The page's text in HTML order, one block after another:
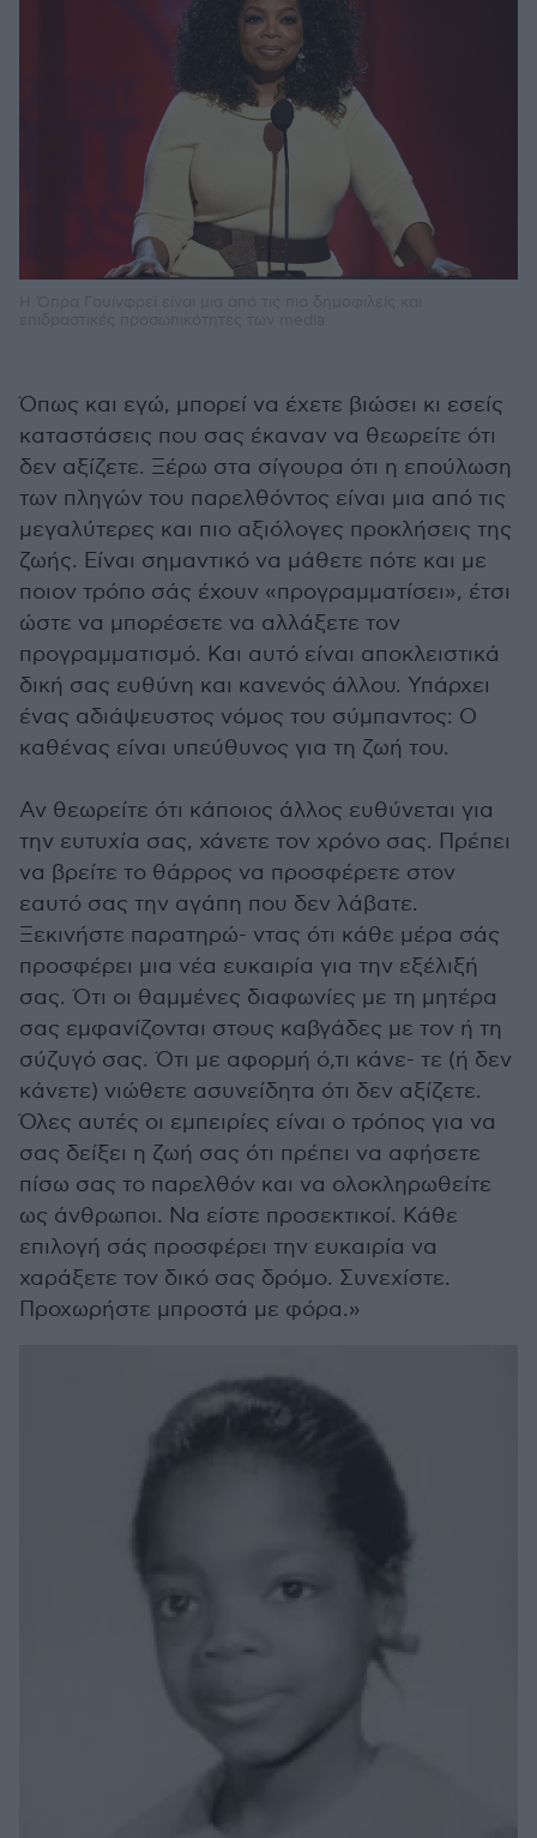
Όπως και εγώ, μπορεί να έχετε βιώσει κι εσείς
καταστάσεις που σας έκαναν να θεωρείτε ότι
δεν αξίζετε. Ξέρω στα σίγουρα ότι η επούλωση
των πληγών του παρελθόντος είναι μια από τις
μεγαλύτερες και πιο αξιόλογες προκλήσεις της
ζωής. Είναι σημαντικό να μάθετε πότε και με
ποιον τρόπο σάς έχουν «προγραμματίσει», έτσι
ώστε να μπορέσετε να αλλάξετε τον
προγραμματισμό. Και αυτό είναι αποκλειστικά
δική σας ευθύνη και κανενός άλλου. Υπάρχει
ένας αδιάψευστος νόμος του σύμπαντος: Ο
καθένας είναι υπεύθυνος για τη ζωή του.
Αν θεωρείτε ότι κάποιος άλλος ευθύνεται για
την ευτυχία σας, χάνετε τον χρόνο σας. Πρέπει
να βρείτε το θάρρος να προσφέρετε στον
εαυτό σας την αγάπη που δεν λάβατε.
Ξεκινήστε παρατηρώ- ντας ότι κάθε μέρα σάς
προσφέρει μια νέα ευκαιρία για την εξέλιξή
σας. Ότι οι θαμμένες διαφωνίες με τη μητέρα
σας εμφανίζονται στους καβγάδες με τον ή τη
σύζυγό σας. Ότι με αφορμή ό,τι κάνε- τε (ή δεν
κάνετε) νιώθετε ασυνείδητα ότι δεν αξίζετε.
Όλες αυτές οι εμπειρίες είναι ο τρόπος για να
σας δείξει η ζωή σας ότι πρέπει να αφήσετε
πίσω σας το παρελθόν και να ολοκληρωθείτε
ως άνθρωποι. Να είστε προσεκτικοί. Κάθε
επιλογή σάς προσφέρει την ευκαιρία να
χαράξετε τον δικό σας δρόμο. Συνεχίστε.
Προχωρήστε μπροστά με φόρα.»